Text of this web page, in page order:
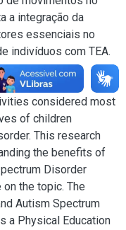
a integração da
essenciais no
indivíduos com TEA.
considered most
of children
This research
the benefits of
Disorder
the topic. The
Autism Spectrum
a Physical Education